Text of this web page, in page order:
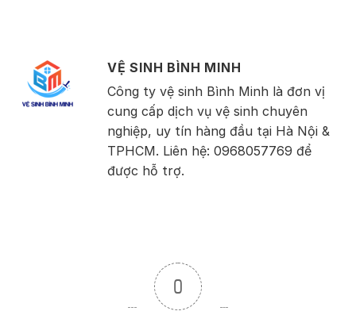
VỆ SINH BÌNH MINH
Công ty vệ sinh Bình Minh là đơn vị
cung cấp dịch vụ vệ sinh chuyên
nghiệp, uy tín hàng đầu tại Hà Nội &
TPHCM. Liên hệ: 0968057769 để
được hỗ trợ.
0